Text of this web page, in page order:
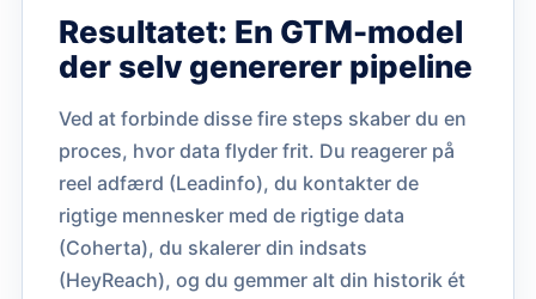
Resultatet: En GTM-model
der selv genererer pipeline
Ved at forbinde disse fire steps skaber du en
proces, hvor data flyder frit. Du reagerer på
reel adfærd (Leadinfo), du kontakter de
rigtige mennesker med de rigtige data
(Coherta), du skalerer din indsats
(HeyReach), og du gemmer alt din historik ét